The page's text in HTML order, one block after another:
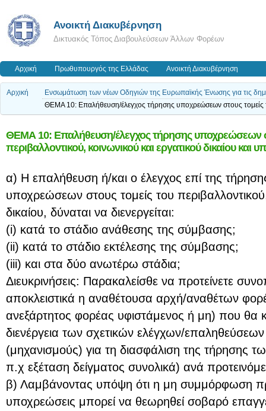
Ανοικτή Διακυβέρνηση
Δικτυακός Τόπος Διαβουλεύσεων Άλλων Φορέων
Αρχική Πρωθυπουργός της Ελλάδας Ανοικτή Διακυβέρνηση
Αρχική
Ενσωμάτωση των νέων Οδηγιών της Ευρωπαϊκής Ένωσης για τις
ΘΕΜΑ 10: Επαλήθευση/έλεγχος τήρησης υποχρεώσεων στους τομείς
ΘΕΜΑ 10: Επαλήθευση/έλεγχος τήρησης υποχρεώσεων
περιβαλλοντικού, κοινωνικού και εργατικού δικαίου
α) Η επαλήθευση ή/και ο έλεγχος επί της
υποχρεώσεων στους τομείς του
δικαίου, δύναται να διενεργείται:
(i) κατά το στάδιο ανάθεσης της σύμβασης;
(ii) κατά το στάδιο εκτέλεσης της σύμβασης;
(iii) και στα δύο ανωτέρω στάδια;
Διευκρινήσεις: Παρακαλείσθε να προτείνετε
αποκλειστικά η αναθέτουσα αρχή/αναθέτων
ανεξάρτητος φορέας υφιστάμενος ή μη) που θα
διενέργεια των σχετικών ελέγχων/επαληθεύσεων
(μηχανισμούς) για τη διασφάλιση της τήρησης
π.χ εξέταση δείγματος συνολικά) ανά
β) Λαμβάνοντας υπόψη ότι η μη συμμόρφωση
υποχρεώσεις μπορεί να θεωρηθεί σοβαρό